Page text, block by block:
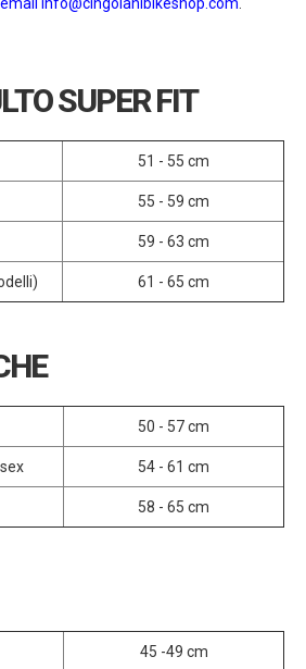
SUPER FIT
51 - 55 cm
55 - 59 cm
59 - 63 cm
61 - 65 cm
50 - 57 cm
54 - 61 cm
58 - 65 cm
45 -49 cm